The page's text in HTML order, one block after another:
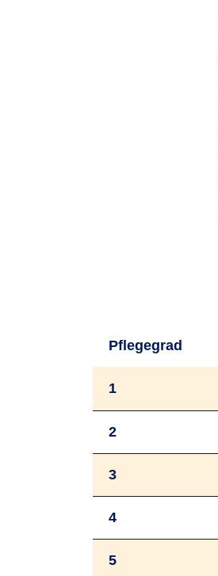
Pflege­grad
1
2
3
4
5